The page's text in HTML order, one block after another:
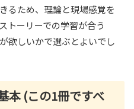
るため、理論と現場感覚を
トーリーでの学習が合う
欲しいかで選ぶとよいでし
本 (この1冊ですべ